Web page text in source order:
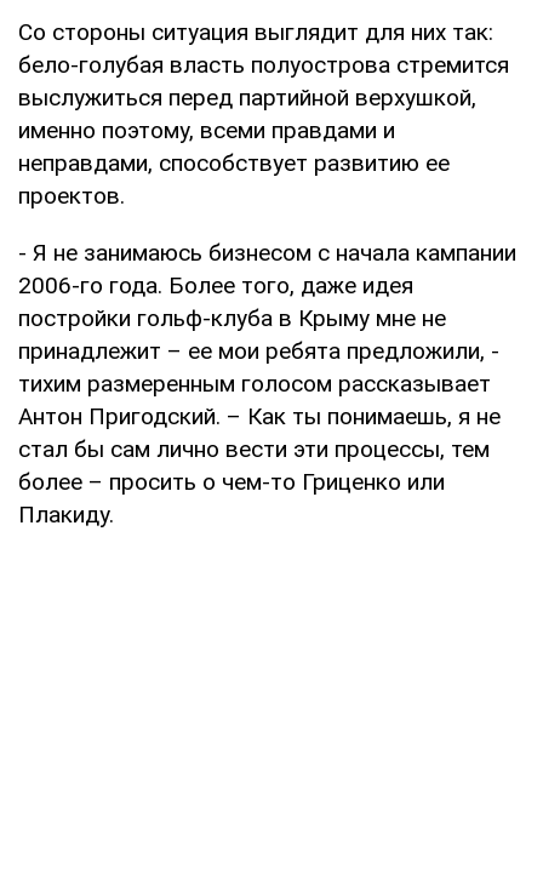
Со стороны ситуация выглядит для них так:
бело-голубая власть полуострова стремится
выслужиться перед партийной верхушкой,
именно поэтому, всеми правдами и
неправдами, способствует развитию ее
проектов.
- Я не занимаюсь бизнесом с начала кампании
2006-го года. Более того, даже идея
постройки гольф-клуба в Крыму мне не
принадлежит – ее мои ребята предложили, -
тихим размеренным голосом рассказывает
Антон Пригодский. – Как ты понимаешь, я не
стал бы сам лично вести эти процессы, тем
более – просить о чем-то Гриценко или
Плакиду.